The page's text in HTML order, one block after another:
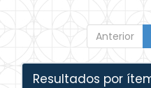
Anterior
Resultados por